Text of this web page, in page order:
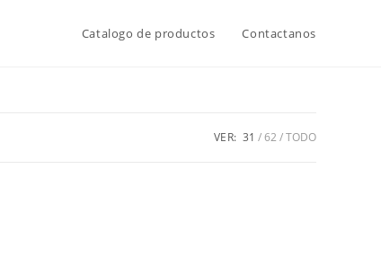
Catalogo de productos Contactanos
VER: 31 62 TODO